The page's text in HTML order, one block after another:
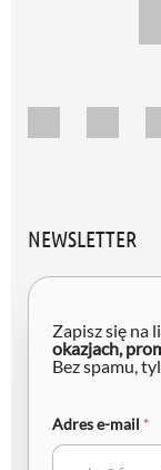
NEWSLETTER
d
r
e
-
m
Zapisz się na
okazjach,
Bez spamu,
Adres e-mail *